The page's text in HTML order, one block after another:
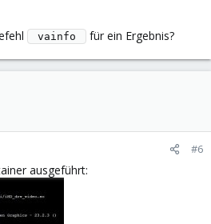
vainfo für ein Ergebnis?
#6
ausgeführt: